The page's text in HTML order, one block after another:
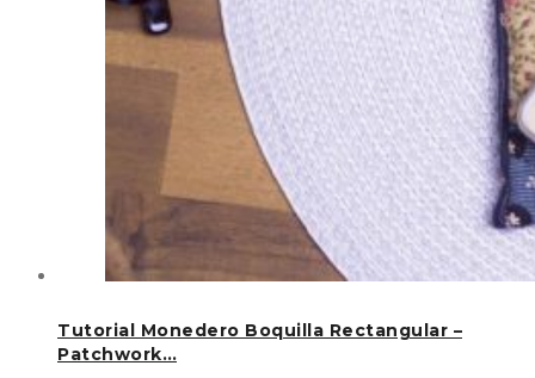
Tutorial Monedero Boquilla Rectangular –
Patchwork…